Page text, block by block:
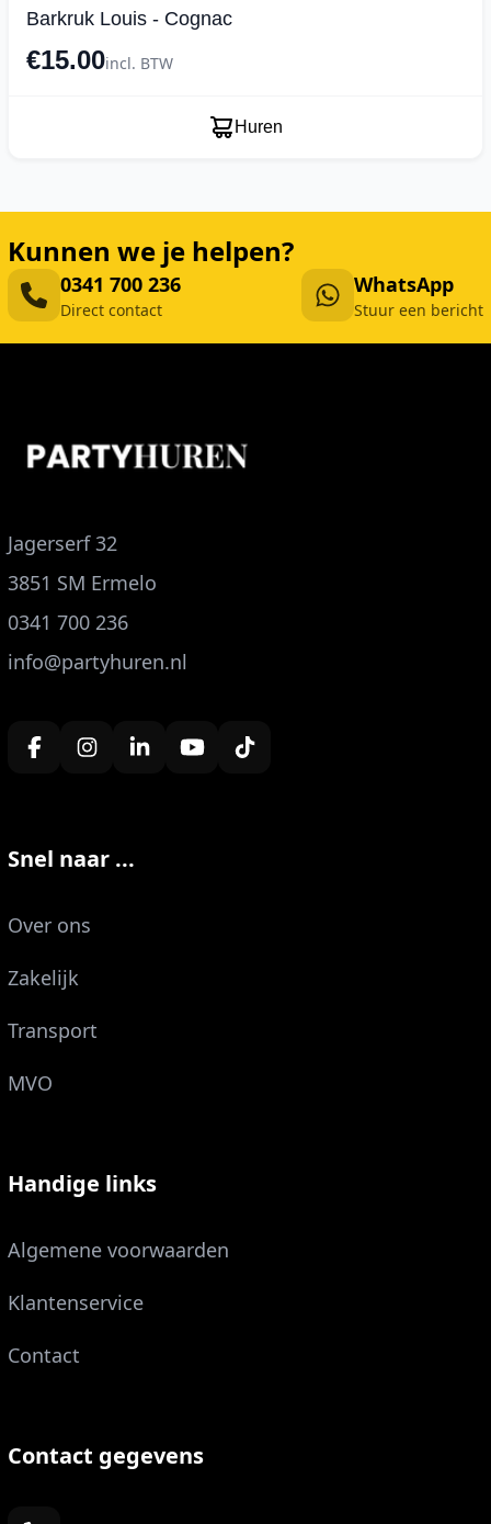
Barkruk Louis - Cognac
€15.00incl. BTW
Huren
Kunnen we je helpen?
0341 700 236
Direct contact
WhatsApp
Stuur een bericht
Jagerserf 32
3851 SM Ermelo
0341 700 236
info@partyhuren.nl
Snel naar ...
Over ons
Zakelijk
Transport
MVO
Handige links
Algemene voorwaarden
Klantenservice
Contact
Contact gegevens